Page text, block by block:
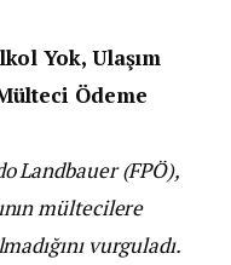
Yok, Ulaşım
Ödeme
Landbauer (FPÖ),
mültecilere
vurguladı.